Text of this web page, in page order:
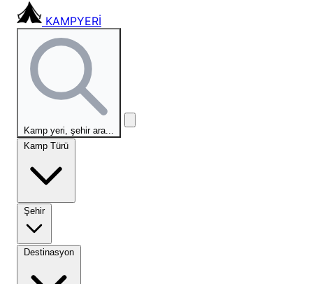
KAMPYERİ
Kamp yeri, şehir ara...
Kamp Türü
Şehir
Destinasyon